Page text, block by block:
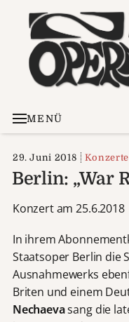
MENÜ
29. Juni 2018 Konzerte
Berlin: „War
Konzert am 25.6.2018
In ihrem
Staatsoper Berlin die
Ausnahmewerks
Briten und einem
Nechaevasang die